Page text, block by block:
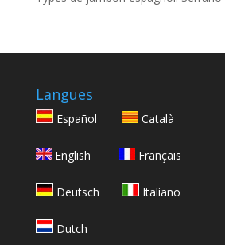
Langues
Español Català
English Français
Deutsch Italiano
Dutch